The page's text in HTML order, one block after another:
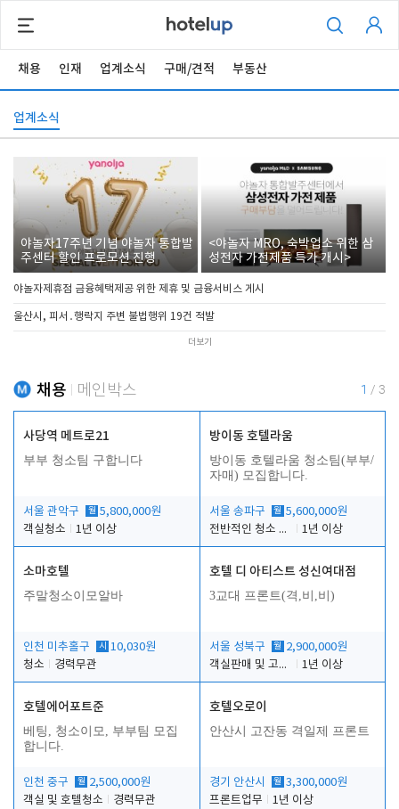
채용 인재 업계소식 구매/견적 부동산
업계소식
야놀자17주년 기념 야놀자 통합발
주센터 할인 프로모션 진행
<야놀자 MRO, 숙박업소 위한 삼
성전자 가전제품 특가 개시>
야놀자제휴점 금융혜택제공 위한 제휴 및 금융서비스 게시
울산시, 피서․행락지 주변 불법행위 19건 적발
더보기
채용 메인박스 1 / 3
사당역 메트로21
부부 청소팀 구합니다
서울 관악구 월 5,800,000원
객실청소
1년 이상
방이동 호텔라움
방이동 호텔라움 청소팀(부부/
자매) 모집합니다.
서울 송파구 월 5,600,000원
전반적인 청소 업무(객실청소.객실정리)
1년 이상
소마호텔
주말청소이모알바
인천 미추홀구 시 10,030원
청소
경력무관
호텔 디 아티스트 성신여대점
3교대 프론트(격,비,비)
서울 성북구 월 2,900,000원
객실판매 및 고객응대
1년 이상
호텔에어포트준
베팅, 청소이모, 부부팀 모집
합니다.
인천 중구 월 2,500,000원
객실 및 호텔청소
경력무관
호텔오로이
안산시 고잔동 격일제 프론트
경기 안산시 월 3,300,000원
프론트업무
1년 이상